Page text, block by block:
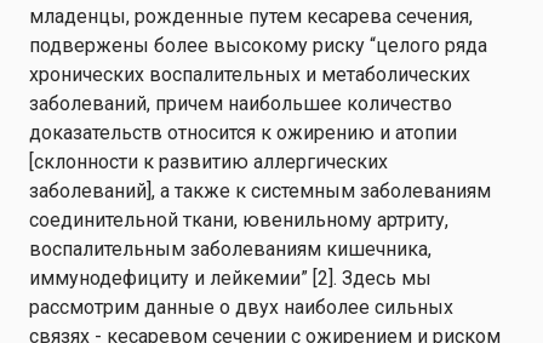
младенцы, рожденные путем кесарева сечения,
подвержены более высокому риску “целого ряда
хронических воспалительных и метаболических
заболеваний, причем наибольшее количество
доказательств относится к ожирению и атопии
[склонности к развитию аллергических
заболеваний], а также к системным заболеваниям
соединительной ткани, ювенильному артриту,
воспалительным заболеваниям кишечника,
иммунодефициту и лейкемии” [2]. Здесь мы
рассмотрим данные о двух наиболее сильных
связях - кесаревом сечении с ожирением и риском